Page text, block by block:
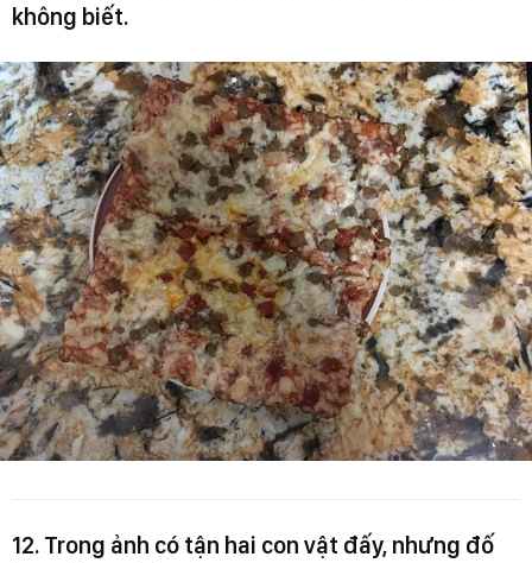
không biết.
12. Trong ảnh có tận hai con vật đấy, nhưng đố